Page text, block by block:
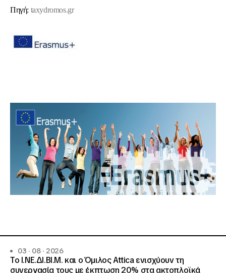
Πηγή: taxydromos.gr
03 · 08 · 2026
Το Ι.ΝΕ.ΔΙ.ΒΙ.Μ. και o Όμιλος Attica ενισχύουν τη
συνεργασία τους με έκπτωση 20% στα ακτοπλοϊκά